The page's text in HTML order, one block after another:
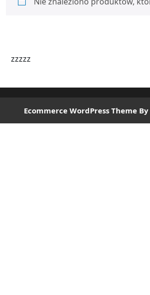
zzzzz
Ecommerce WordPress Theme